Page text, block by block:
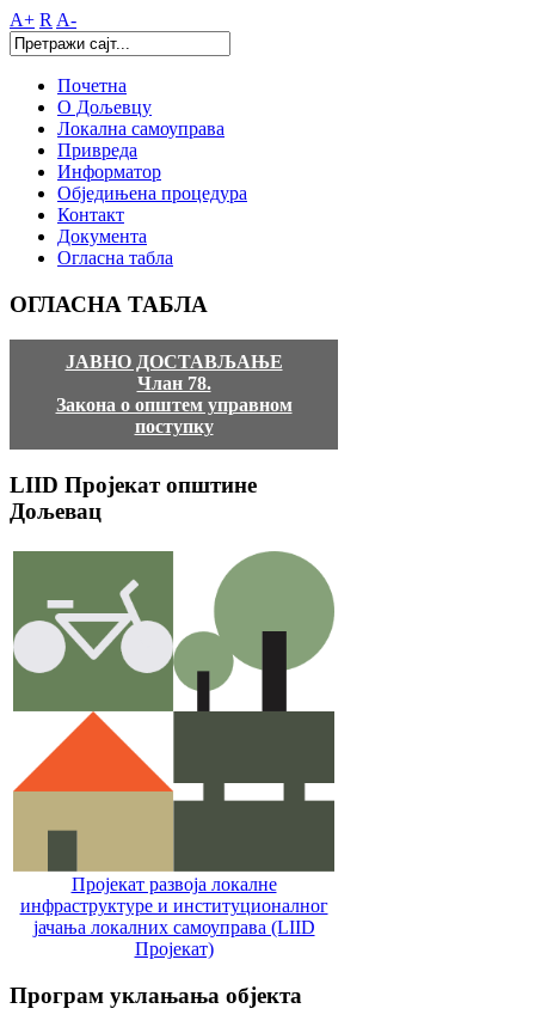
A+ R A-
Почетна
О Дољевцу
Локална самоуправа
Привреда
Информатор
Обједињена процедура
Контакт
Документа
Огласна табла
ОГЛАСНА ТАБЛА
ЈАВНО ДОСТАВЉАЊЕ
Члан 78.
Закона о општем управном
поступку
LIID Пројекат општине
Дољевац
Пројекат развоја локалне
инфраструктуре и институционалног
јачања локалних самоуправa (LIID
Пројекат)
Програм уклањања објекта